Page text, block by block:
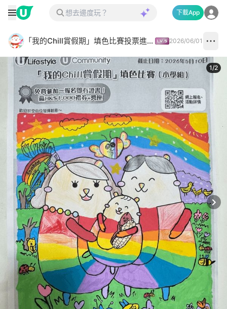
下載App
「我的Chill賞假期」填色比賽投票進行中✅ 2026/06/01
1/2